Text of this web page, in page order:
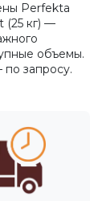
Perfekta
(25 кг) —
объемы.
запросу.